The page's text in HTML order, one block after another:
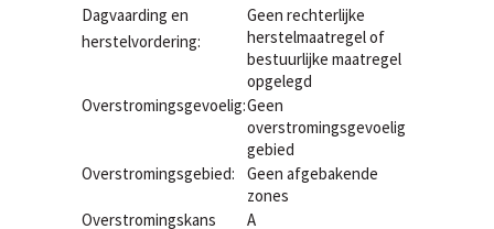
Dagvaarding en
herstelvordering:
Geen rechterlijke
herstelmaatregel of
bestuurlijke maatregel
opgelegd
Overstromingsgevoelig:Geen
overstromingsgevoelig
gebied
Overstromingsgebied:
Geen afgebakende
zones
Overstromingskans
A